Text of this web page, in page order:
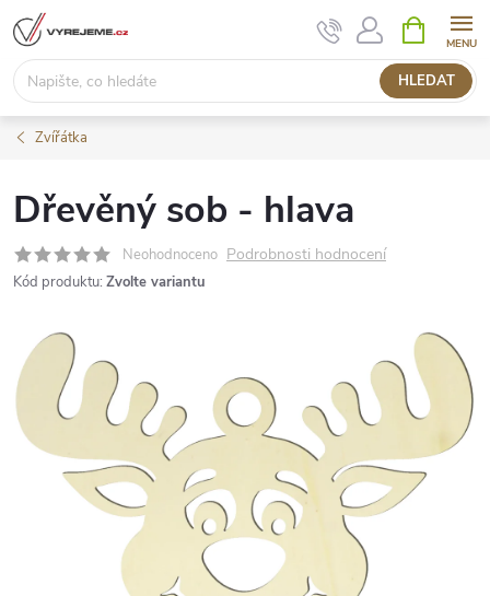
Přejít
na
obsah
HLEDAT
NÁKUPNÍ
KOŠÍK
Zvířátka
Dřevěný sob - hlava
Neohodnoceno Podrobnosti hodnocení
Kód produktu: Zvolte variantu